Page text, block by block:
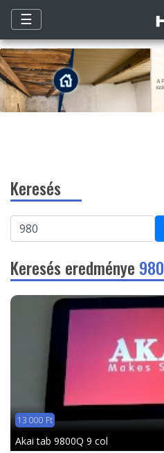
☰
Keresés
Keresés eredménye 980
13 000 Ft
Akai tab 9800Q 9 col